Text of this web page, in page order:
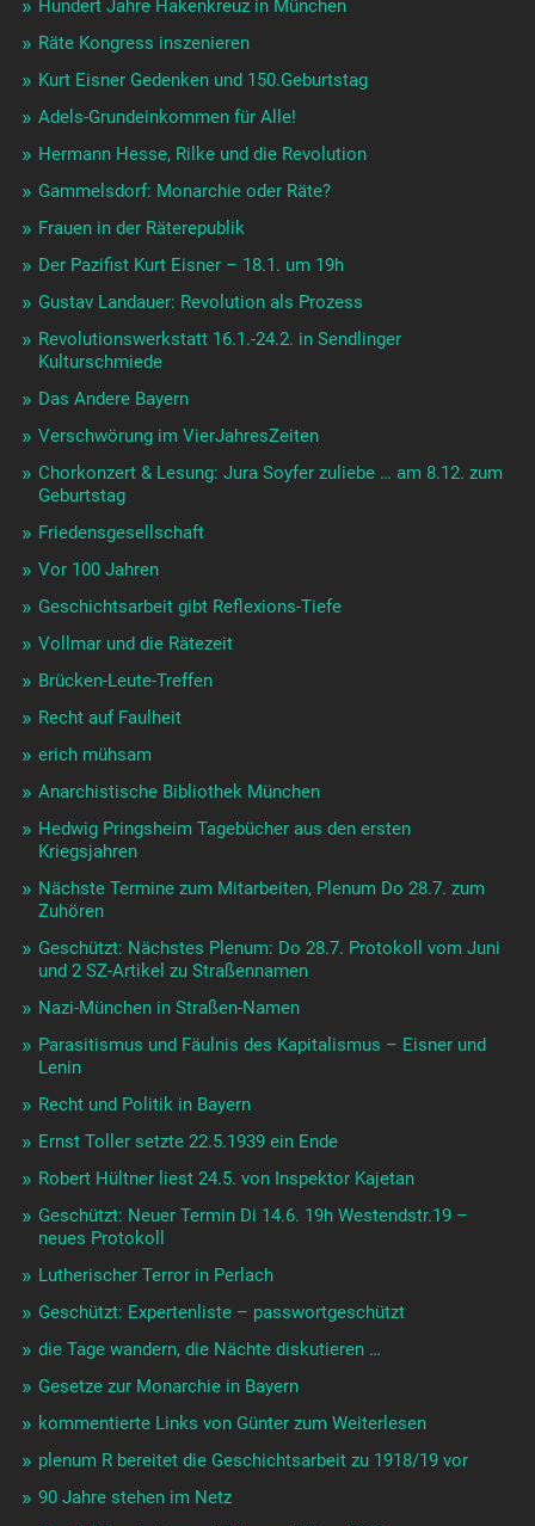
Hundert Jahre Hakenkreuz in München
Räte Kongress inszenieren
Kurt Eisner Gedenken und 150.Geburtstag
Adels-Grundeinkommen für Alle!
Hermann Hesse, Rilke und die Revolution
Gammelsdorf: Monarchie oder Räte?
Frauen in der Räterepublik
Der Pazifist Kurt Eisner – 18.1. um 19h
Gustav Landauer: Revolution als Prozess
Revolutionswerkstatt 16.1.-24.2. in Sendlinger
Kulturschmiede
Das Andere Bayern
Verschwörung im VierJahresZeiten
Chorkonzert & Lesung: Jura Soyfer zuliebe … am 8.12. zum
Geburtstag
Friedensgesellschaft
Vor 100 Jahren
Geschichtsarbeit gibt Reflexions-Tiefe
Vollmar und die Rätezeit
Brücken-Leute-Treffen
Recht auf Faulheit
erich mühsam
Anarchistische Bibliothek München
Hedwig Pringsheim Tagebücher aus den ersten
Kriegsjahren
Nächste Termine zum Mitarbeiten, Plenum Do 28.7. zum
Zuhören
Geschützt: Nächstes Plenum: Do 28.7. Protokoll vom Juni
und 2 SZ-Artikel zu Straßennamen
Nazi-München in Straßen-Namen
Parasitismus und Fäulnis des Kapitalismus – Eisner und
Lenin
Recht und Politik in Bayern
Ernst Toller setzte 22.5.1939 ein Ende
Robert Hültner liest 24.5. von Inspektor Kajetan
Geschützt: Neuer Termin Di 14.6. 19h Westendstr.19 –
neues Protokoll
Lutherischer Terror in Perlach
Geschützt: Expertenliste – passwortgeschützt
die Tage wandern, die Nächte diskutieren …
Gesetze zur Monarchie in Bayern
kommentierte Links von Günter zum Weiterlesen
plenum R bereitet die Geschichtsarbeit zu 1918/19 vor
90 Jahre stehen im Netz